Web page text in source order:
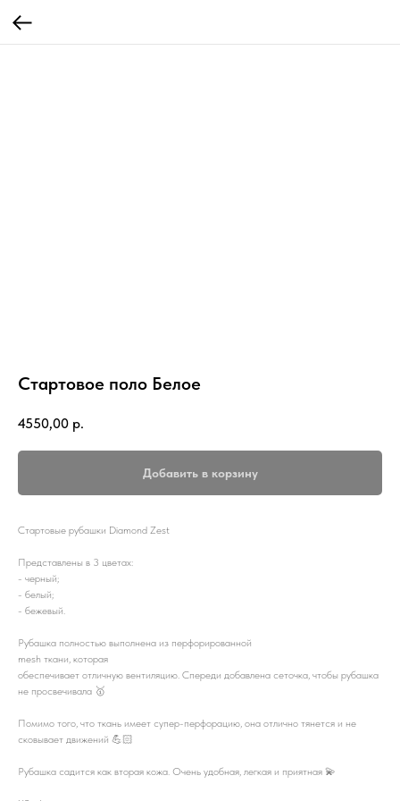
Стартовое поло Белое
4550,00 р.
Добавить в корзину
Стартовые рубашки Diamond Zest
Представлены в 3 цветах:
- черный;
- белый;
- бежевый.
Рубашка полностью выполнена из перфорированной
mesh ткани, которая
обеспечивает отличную вентиляцию. Спереди добавлена сеточка, чтобы рубашка
не просвечивала 🥇
Помимо того, что ткань имеет супер-перфорацию, она отлично тянется и не
сковывает движений 💪🏻
Рубашка садится как вторая кожа. Очень удобная, легкая и приятная 💫